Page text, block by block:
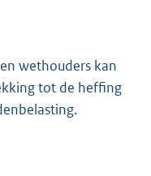
wethouders kan
tot de heffing